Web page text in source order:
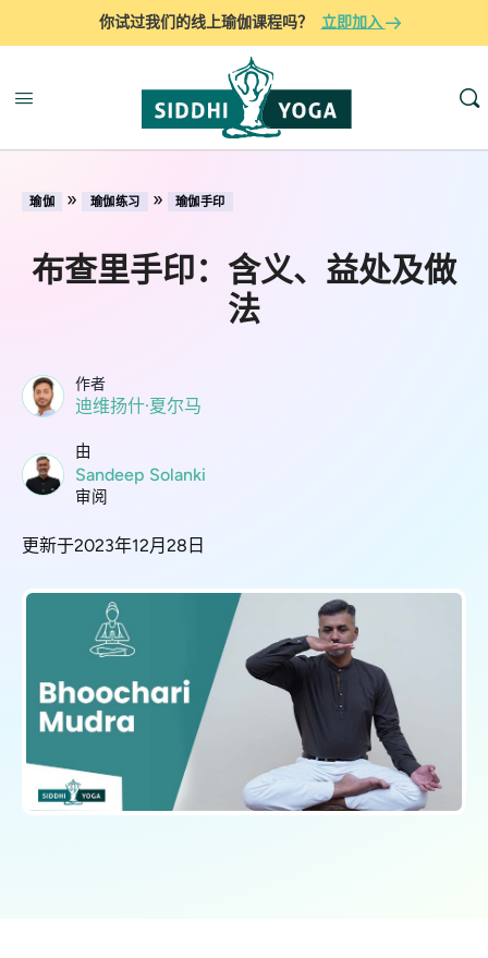
你试过我们的线上瑜伽课程吗？ 立即加入
瑜伽 » 瑜伽练习 » 瑜伽手印
布查里手印：含义、益处及做
法
作者
迪维扬什·夏尔马
由
Sandeep Solanki
审阅
更新于2023年12月28日